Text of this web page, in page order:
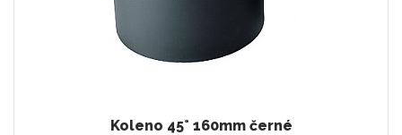
Koleno 45° 160mm černé